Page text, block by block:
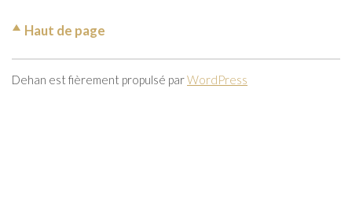
Haut de page
Dehan est fièrement propulsé parWordPress